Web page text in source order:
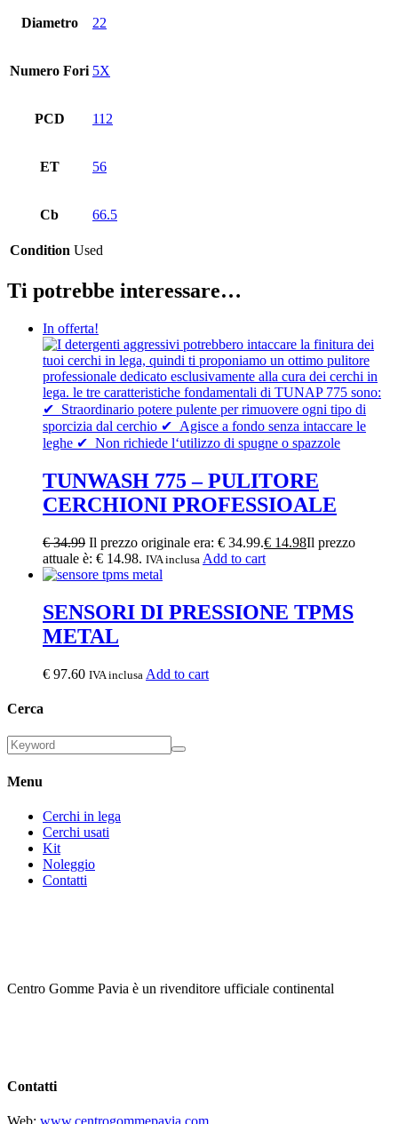
Diametro 22
Numero Fori 5X
PCD 112
ET 56
Cb 66.5
Condition Used
Ti potrebbe interessare…
In offerta!
TUNWASH 775 – PULITORE
CERCHIONI PROFESSIOALE
€34.99 Il prezzo originale era: € 34.99.€ 14.98Il prezzo
attuale è: € 14.98. IVA inclusa Add to cart
SENSORI DI PRESSIONE TPMS
METAL
€ 97.60 IVA inclusa Add to cart
Cerca
Menu
Cerchi in lega
Cerchi usati
Kit
Noleggio
Contatti
Centro Gomme Pavia è un rivenditore ufficiale continental
Contatti